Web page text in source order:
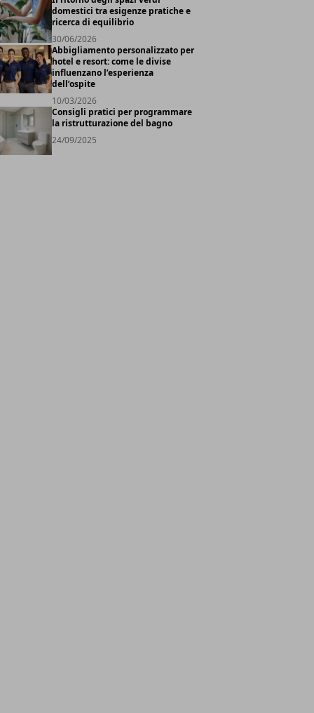
domestici tra esigenze pratiche e
ricerca di equilibrio
30/06/2026
Abbigliamento personalizzato per
hotel e resort: come le divise
influenzano l’esperienza
dell’ospite
10/03/2026
Consigli pratici per programmare
la ristrutturazione del bagno
24/09/2025